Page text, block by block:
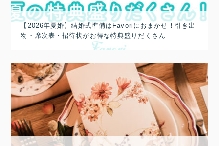
【2026年夏婚】結婚式準備はFavoriにおまかせ！引き出
物・席次表・招待状がお得な特典盛りだくさん